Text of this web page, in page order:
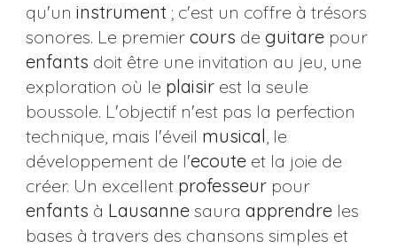
qu'un instrument ; c'est un coffre à trésors
sonores. Le premier cours de guitarepour
enfants doit être une invitation au jeu, une
exploration où le plaisirest la seule
boussole. L'objectif n'est pas la perfection
technique, mais l'éveil musical, le
développement de l'ecouteet la joie de
créer. Un excellent professeurpour
enfants à Lausannesaura apprendreles
bases à travers des chansons simples et